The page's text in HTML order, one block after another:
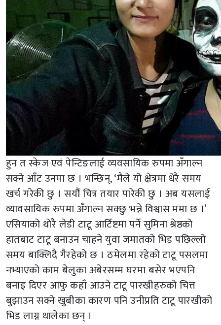
हुन त स्केज एवं पेन्टिङलाई व्यवसायिक रुपमा अँगाल्न
सक्ने आँट उनमा छ । भन्छिन्, ‘मैले यो क्षेत्रमा धेरै समय
खर्च गरेकी छु । सयौं चित्र तयार पारेकी छु । अब यसलाई
व्यावसायिक रुपमा अँगाल्न सक्छु भन्ने विश्वास ममा छ ।’
एसियाको थोरै लेडी टाटू आर्टिष्टमा पर्ने सुमिना श्रेष्ठको
हातबाट टाटू बनाउन चाहने युवा जमातको भिड पछिल्लो
समय बाक्लिदै गैरहेको छ । ठमेलमा रहेको टाटू पसलमा
नभ्याएको काम बेलुका अबेरसम्म घरमा बसेर भएपनि
बनाइ दिएर आफु कहाँ आउने टाटू पारखीहरुको चित्त
बुझाउन सक्ने खुबीका कारण पनि उनीप्रति टाटू पारखीको
भिड लाग्न थालेका छन् ।